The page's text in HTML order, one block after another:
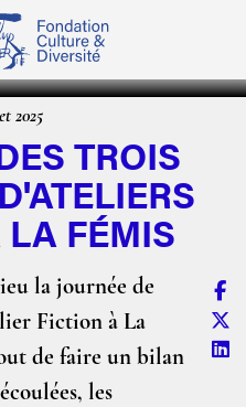
2025
TROIS
FÉMIS
la journée de
Fiction à La
de faire un bilan
les